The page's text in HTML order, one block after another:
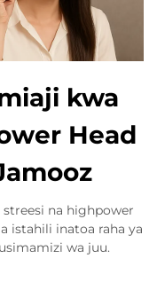
kwa
Head
streesi na highpower
istahili inatoa raha ya
wa juu.